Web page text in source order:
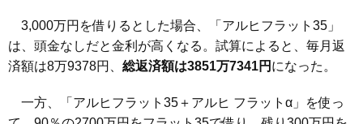
3,000万円を借りるとした場合、「アルヒフラット35」
は、頭金なしだと金利が高くなる。試算によると、毎月返
済額は8万9378円、 総返済額は3851万7341円 になった。
一方、「アルヒフラット35＋アルヒ フラットα」を使っ